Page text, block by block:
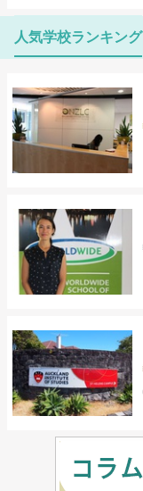
人気学校ランキング